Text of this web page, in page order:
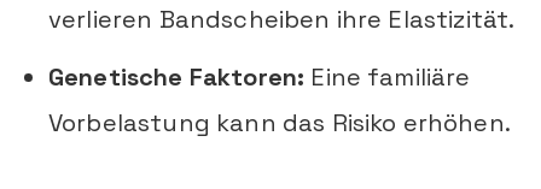
verlieren Bandscheiben ihre Elastizität.
Genetische Faktoren: Eine familiäre
Vorbelastung kann das Risiko erhöhen.